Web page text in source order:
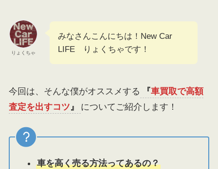
りょくちゃ
みなさんこんにちは！New Car
LIFE りょくちゃです！
今回は、そんな僕がオススメする 『車買取で高額
査定を出すコツ 』 についてご紹介します！
車を高く売る方法ってあるの？